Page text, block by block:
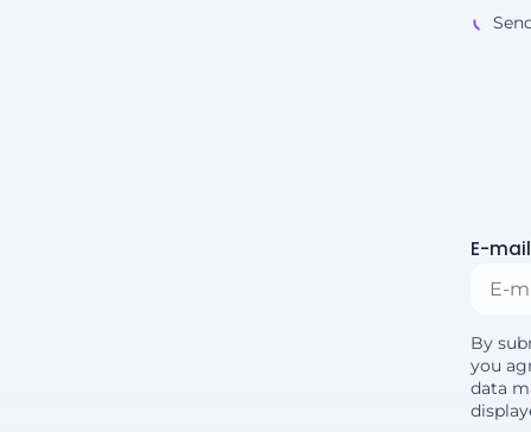
E-mail
By
you
data